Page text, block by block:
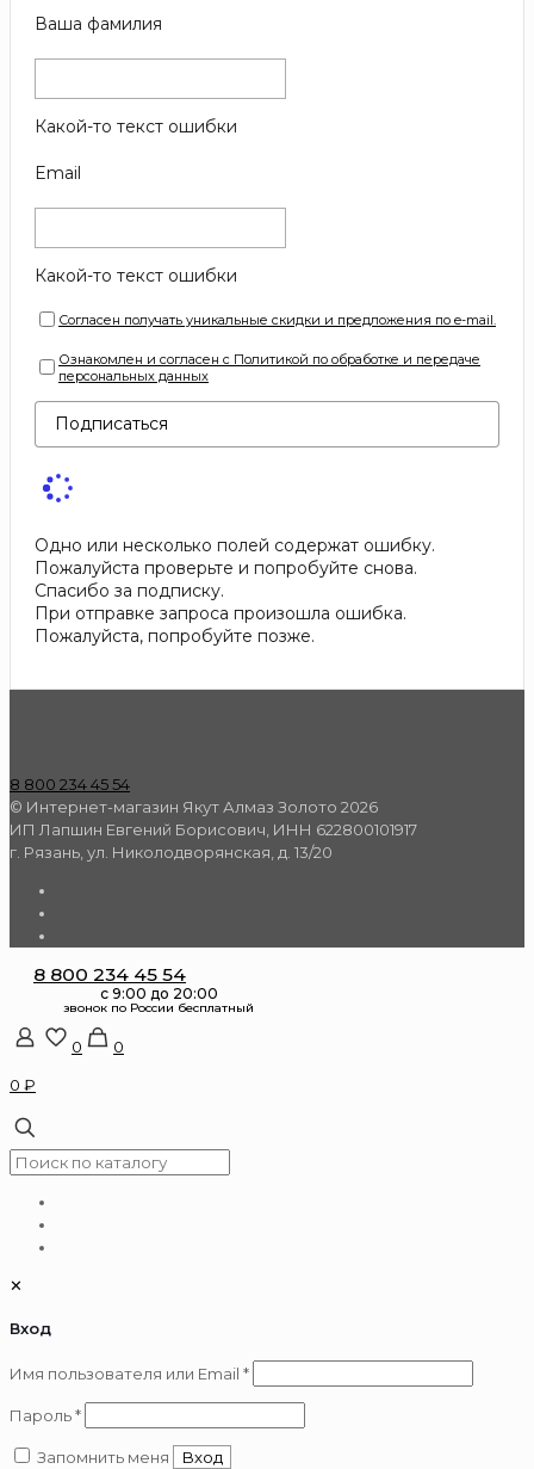
Ваша фамилия
Какой-то текст ошибки
Email
Какой-то текст ошибки
Согласен получать уникальные скидки и предложения по e-mail.
Ознакомлен и согласен с Политикой по обработке и передаче
персональных данных
Подписаться
Одно или несколько полей содержат ошибку.
Пожалуйста проверьте и попробуйте снова.
Спасибо за подписку.
При отправке запроса произошла ошибка.
Пожалуйста, попробуйте позже.
8 800 234 45 54
© Интернет-магазин Якут Алмаз Золото 2026
ИП Лапшин Евгений Борисович, ИНН 622800101917
г. Рязань, ул. Николодворянская, д. 13/20
8 800 234 45 54
0
0
0 ₽
✕
Вход
Имя пользователя или Email *Обязательно
Пароль*Обязательно
Запомнить меня
Вход